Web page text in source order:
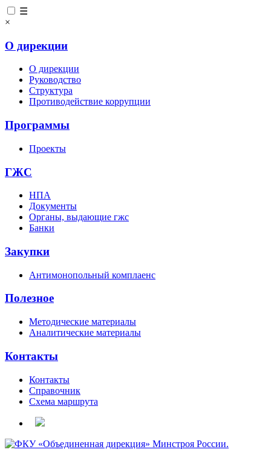
☰
×
О дирекции
О дирекции
Руководство
Структура
Противодействие коррупции
Программы
Проекты
ГЖС
НПА
Документы
Органы, выдающие гжс
Банки
Закупки
Антимонопольный комплаенс
Полезное
Методические материалы
Аналитические материалы
Контакты
Контакты
Справочник
Схема маршрута